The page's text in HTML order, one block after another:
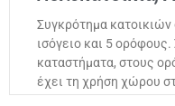
Συγκρότημα κατοικιών
ισόγειο και 5 ορόφους.
καταστήματα, στους
έχει τη χρήση χώρου